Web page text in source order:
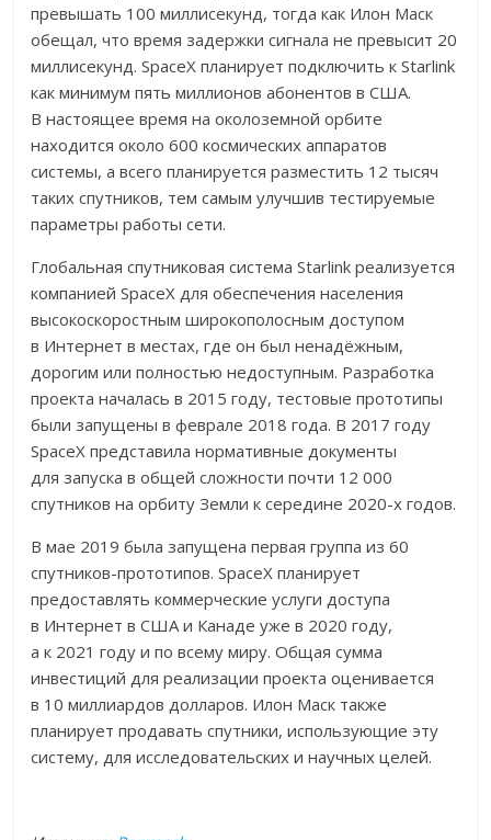
превышать 100 миллисекунд, тогда как Илон Маск
обещал, что время задержки сигнала не превысит 20
миллисекунд. SpaceX планирует подключить к Starlink
как минимум пять миллионов абонентов в США.
В настоящее время на околоземной орбите
находится около 600 космических аппаратов
системы, а всего планируется разместить 12 тысяч
таких спутников, тем самым улучшив тестируемые
параметры работы сети.
Глобальная спутниковая система Starlink реализуется
компанией SpaceX для обеспечения населения
высокоскоростным широкополосным доступом
в Интернет в местах, где он был ненадёжным,
дорогим или полностью недоступным. Разработка
проекта началась в 2015 году, тестовые прототипы
были запущены в феврале 2018 года. В 2017 году
SpaceX представила нормативные документы
для запуска в общей сложности почти 12 000
спутников на орбиту Земли к середине 2020-х годов.
В мае 2019 была запущена первая группа из 60
спутников-прототипов. SpaceX планирует
предоставлять коммерческие услуги доступа
в Интернет в США и Канаде уже в 2020 году,
а к 2021 году и по всему миру. Общая сумма
инвестиций для реализации проекта оценивается
в 10 миллиардов долларов. Илон Маск также
планирует продавать спутники, использующие эту
систему, для исследовательских и научных целей.